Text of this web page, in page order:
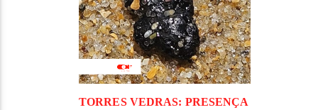
TORRES VEDRAS: PRESENÇA